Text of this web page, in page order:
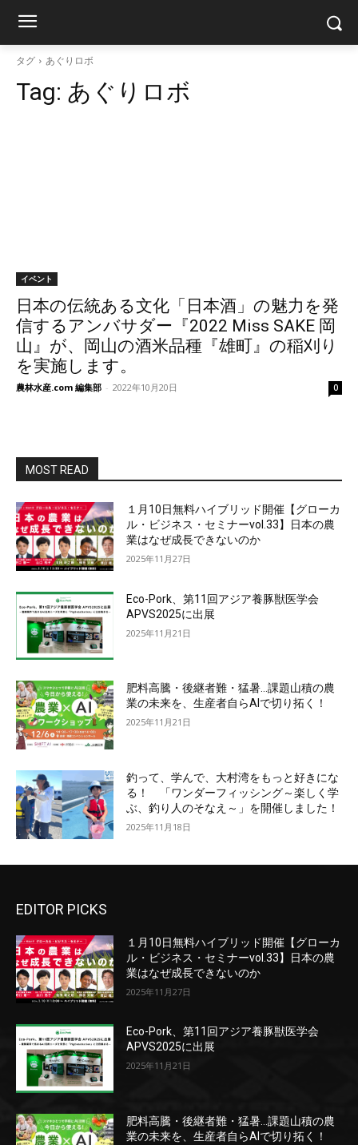
タグ あぐりロボ
Tag: あぐりロボ
イベント
日本の伝統ある文化「日本酒」の魅力を発
信するアンバサダー『2022 Miss SAKE 岡
山』が、岡山の酒米品種『雄町』の稲刈り
を実施します。
農林水産.com 編集部 - 2022年10月20日 0
MOST READ
１月10日無料ハイブリッド開催【グローカ
ル・ビジネス・セミナーvol.33】日本の農
業はなぜ成長できないのか
2025年11月27日
Eco-Pork、第11回アジア養豚獣医学会
APVS2025に出展
2025年11月21日
肥料高騰・後継者難・猛暑…課題山積の農
業の未来を、生産者自らAIで切り拓く！
2025年11月21日
釣って、学んで、大村湾をもっと好きにな
る！ 「ワンダーフィッシング～楽しく学
ぶ、釣り人のそなえ～」を開催しました！
2025年11月18日
EDITOR PICKS
１月10日無料ハイブリッド開催【グローカ
ル・ビジネス・セミナーvol.33】日本の農
業はなぜ成長できないのか
2025年11月27日
Eco-Pork、第11回アジア養豚獣医学会
APVS2025に出展
2025年11月21日
肥料高騰・後継者難・猛暑…課題山積の農
業の未来を、生産者自らAIで切り拓く！